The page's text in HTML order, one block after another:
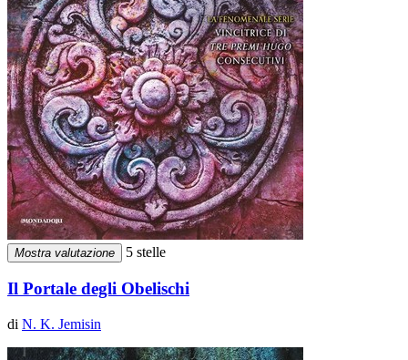
Mostra valutazione 5 stelle
Il Portale degli Obelischi
di N. K. Jemisin